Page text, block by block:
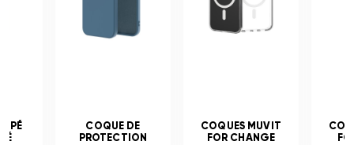
COQUE DE
PROTECTION
COQUES MUVIT
FOR CHANGE